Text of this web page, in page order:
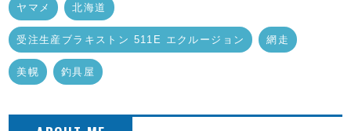
ヤマメ 北海道
受注生産ブラキストン 511E エクルージョン 網走
美幌 釣具屋